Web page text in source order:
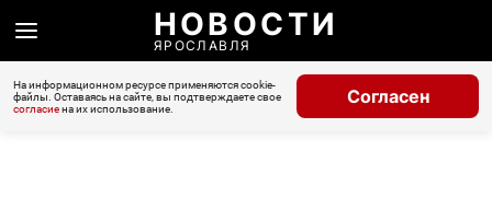
НОВОСТИ
ЯРОСЛАВЛЯ
На информационном ресурсе применяются cookie-
файлы. Оставаясь на сайте, вы подтверждаете свое
согласиена их использование.
Согласен